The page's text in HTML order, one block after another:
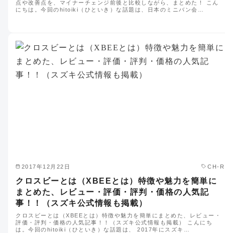
点や改善点を、マイナーチェンジ前後と比較しながら、まとめた！ こん
にちは。今回のhitoiki（ひといき）な話題は、日本のミニバン会…
2017年12月22日 CH-R
クロスビーとは（XBEEとは）特徴や魅力を簡単に
まとめた、レビュー・評価・評判・価格の人気記
事！！（スズキ公式情報も掲載）
クロスビーとは（XBEEとは）特徴や魅力を簡単にまとめた、レビュー・
評価・評判・価格の人気記事！！（スズキ公式情報も掲載） こんにち
は。今回のhitoiki（ひといき）な話題は、 2017年にスズキ…